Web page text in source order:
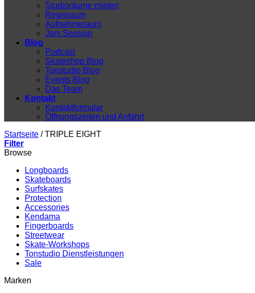
Studioräume mieten
Regieraum
Aufnahmeraum
Jam Session
Blog
Podcast
Skateshop Blog
Tonstudio Blog
Events Blog
Das Team
Kontakt
Kontaktformular
Öffnungszeiten und Anfahrt
Startseite /TRIPLE EIGHT
Filter
Browse
Longboards
Skateboards
Surfskates
Protection
Accessories
Kendama
Fingerboards
Streetwear
Skate-Workshops
Tonstudio Dienstleistungen
Sale
Marken